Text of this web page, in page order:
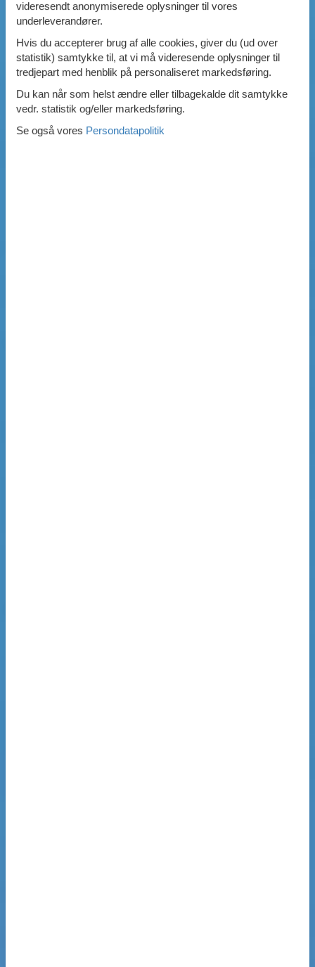
videresendt anonymiserede oplysninger til vores
underleverandører.
Hvis du accepterer brug af alle cookies, giver du (ud over
statistik) samtykke til, at vi må videresende oplysninger til
tredjepart med henblik på personaliseret markedsføring.
Du kan når som helst ændre eller tilbagekalde dit samtykke
vedr. statistik og/eller markedsføring.
Se også vores Persondatapolitik